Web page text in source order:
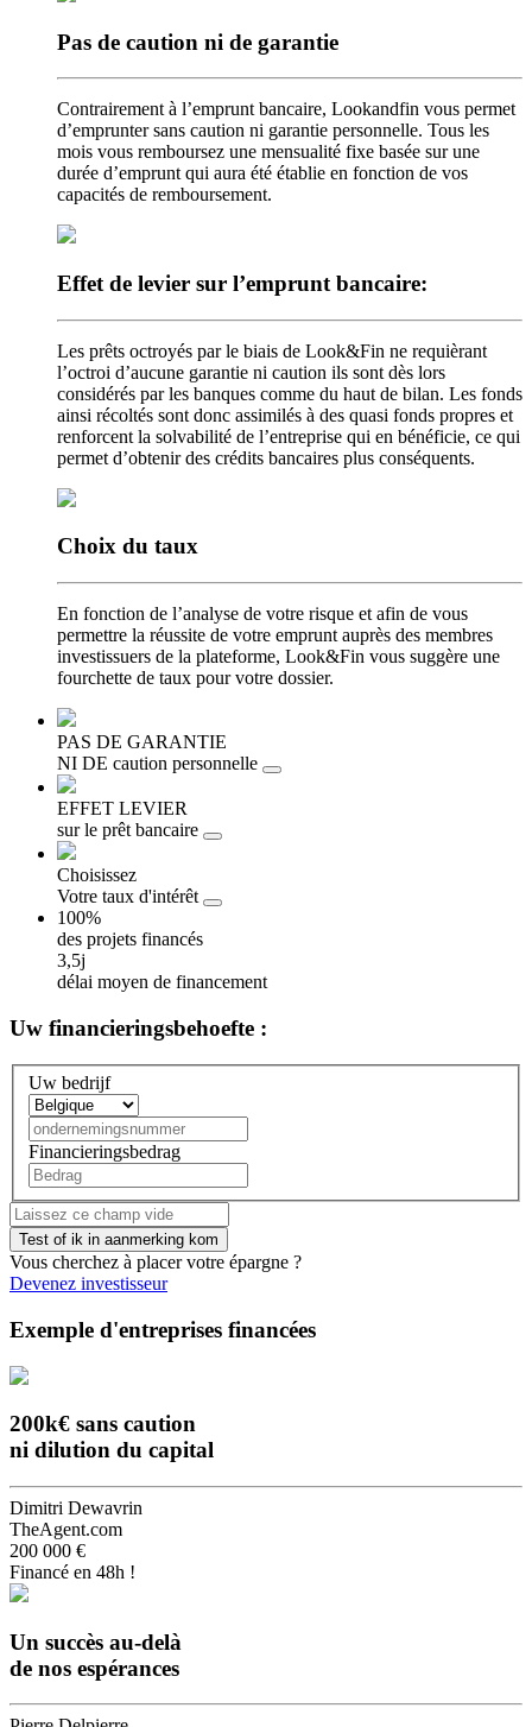
Pas de caution ni de garantie
Contrairement à l’emprunt bancaire, Lookandfin vous permet
d’emprunter sans caution ni garantie personnelle. Tous les
mois vous remboursez une mensualité fixe basée sur une
durée d’emprunt qui aura été établie en fonction de vos
capacités de remboursement.
Effet de levier sur l’emprunt bancaire:
Les prêts octroyés par le biais de Look&Fin ne requièrant
l’octroi d’aucune garantie ni caution ils sont dès lors
considérés par les banques comme du haut de bilan. Les fonds
ainsi récoltés sont donc assimilés à des quasi fonds propres et
renforcent la solvabilité de l’entreprise qui en bénéficie, ce qui
permet d’obtenir des crédits bancaires plus conséquents.
Choix du taux
En fonction de l’analyse de votre risque et afin de vous
permettre la réussite de votre emprunt auprès des membres
investissuers de la plateforme, Look&Fin vous suggère une
fourchette de taux pour votre dossier.
PAS DE GARANTIE
NI DE caution personnelle
EFFET LEVIER
sur le prêt bancaire
Choisissez
Votre taux d'intérêt
100%
des projets financés
3,5j
délai moyen de financement
Uw financieringsbehoefte :
Uw bedrijf
Financieringsbedrag
Vous cherchez à placer votre épargne ?
Devenez investisseur
Exemple d'entreprises financées
200k€ sans caution
ni dilution du capital
Dimitri Dewavrin
TheAgent.com
200 000 €
Financé en 48h !
Un succès au-delà
de nos espérances